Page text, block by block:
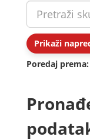
Prikaži
Poredaj prema